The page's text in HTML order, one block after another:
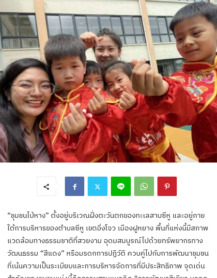
“ชุมชนไป่หาง” ตั้งอยู่บริเวณฝั่งตะวันตกของทะเลสาบซีหู และอยู่ภาย
ใต้การบริหารของตำบลซีหู เขตอิ่งโจว เมืองฝูหยาง พื้นที่แห่งนี้มีสภาพ
แวดล้อมทางธรรมชาติที่สวยงาม อุดมสมบูรณ์ไปด้วยทรัพยากรทาง
วัฒนธรรม “สีแดง” หรือมรดกการปฏิวัติ ควบคู่ไปกับการพัฒนาชุมชน
ที่เน้นความเป็นระเบียบและการบริหารจัดการที่มีประสิทธิภาพ จุดเด่น